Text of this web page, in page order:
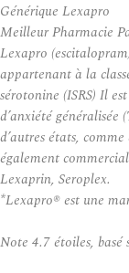
Générique Lexapro
Meilleur Pharmacie
Lexapro
appartenant à la
sérotonine (ISRS) Il
d’anxiété
d’autres états,
également
Lexaprin, Seroplex.
*Lexapro® est une
Note 4.7étoiles, basé